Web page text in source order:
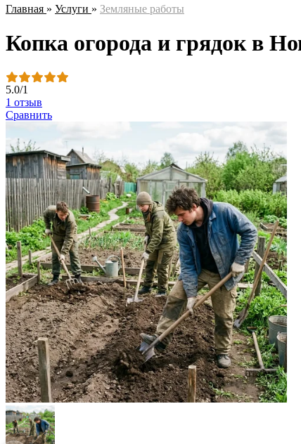
Главная » Услуги » Земляные работы
Копка огорода и грядок в
5.0/1
1 отзыв
Сравнить